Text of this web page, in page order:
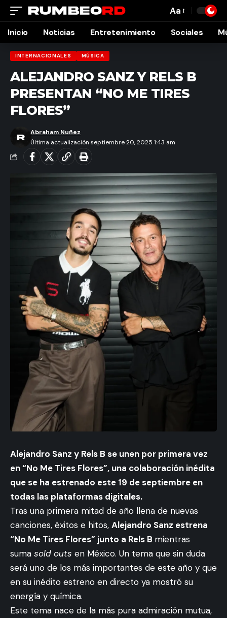
Font
Resizer
Aa
Inicio Noticias Entretenimiento Sociales
INTERNACIONALES MÚSICA
ALEJANDRO SANZ Y RELS B
PRESENTAN “NO ME TIRES
FLORES”
Última actualización septiembre 20, 2025 1:43 am
Abraham Nuñez
Alejandro Sanz y Rels B se unen por primera vez
en “No Me Tires Flores”, una colaboración inédita
que se ha estrenado este 19 de septiembre en
todas las plataformas digitales.
Tras una primera mitad de año llena de nuevas
canciones, éxitos e hitos, Alejandro Sanz estrena
“No Me Tires Flores” junto a Rels B mientras
suma sold outs en México. Un tema que sin duda
será uno de los más importantes de este año y que
en su inédito estreno en directo ya mostró su
energía y química.
Este tema nace de la más pura admiración mutua,